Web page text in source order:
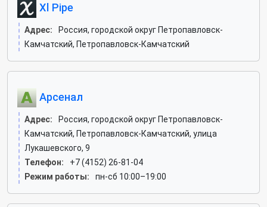
Xl Pipe
Адрес:
Россия, городской округ Петропавловск-
Камчатский, Петропавловск-Камчатский
Арсенал
Адрес:
Россия, городской округ Петропавловск-
Камчатский, Петропавловск-Камчатский, улица
Лукашевского, 9
Телефон:
+7 (4152) 26-81-04
Режим работы:
пн-сб 10:00–19:00